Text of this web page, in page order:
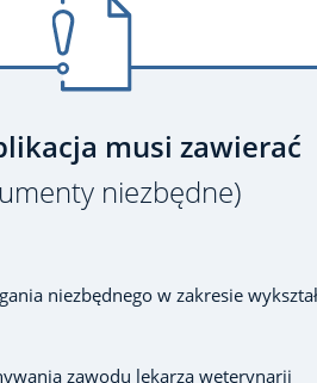
musi zawierać
niezbędne)
niezbędnego w zakresie
zawodu lekarza weterynarii